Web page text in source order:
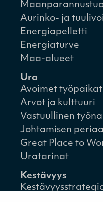
Aurinko- ja
Energiapelletti
Energiaturve
Maa-alueet
Ura
Avoimet työpaikat
Arvot ja kulttuuri
Vastuullinen
Johtamisen
Great Place to
Uratarinat
Kestävyys